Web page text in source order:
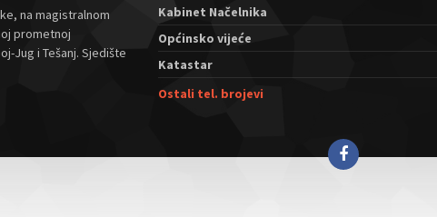
na magistralnom
prometnoj
Jug i Tešanj. Sjedište
Kabinet Načelnika
Općinsko vijeće
Katastar
Ostali tel. brojevi